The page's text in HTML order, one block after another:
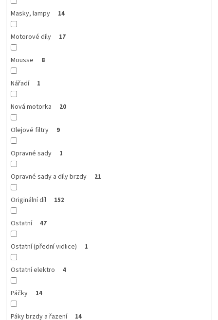
Masky, lampy 14
Motorové díly 17
Mousse 8
Nářadí 1
Nová motorka 20
Olejové filtry 9
Opravné sady 1
Opravné sady a díly brzdy 21
Originální díl 152
Ostatní 47
Ostatní (přední vidlice) 1
Ostatní elektro 4
Páčky 14
Páky brzdy a řazení 14